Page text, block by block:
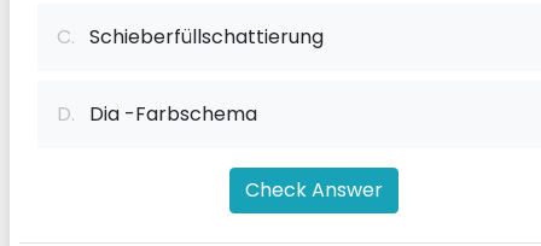
C. Schieberfüllschattierung
D. Dia -Farbschema
Check Answer